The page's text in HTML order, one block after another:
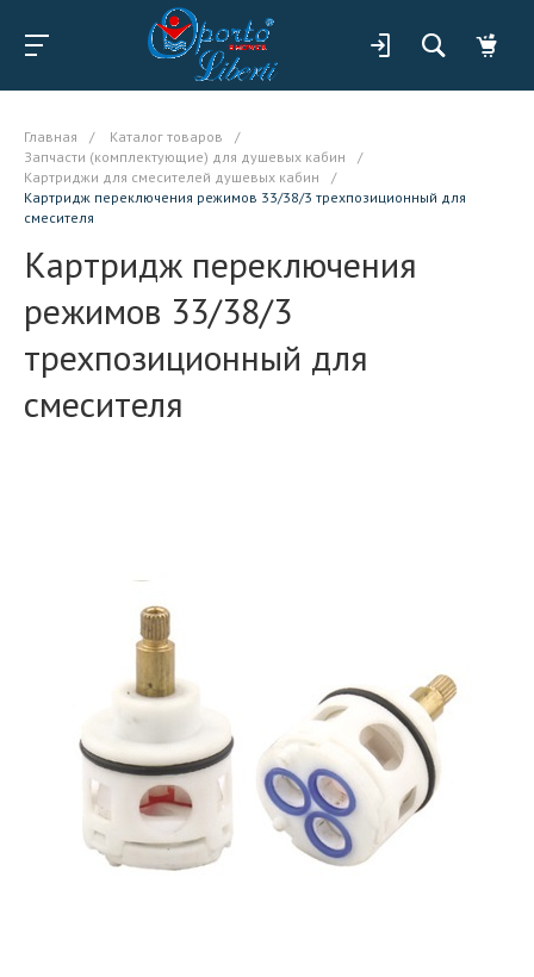
Главная / Каталог товаров
/
Запчасти (комплектующие) для душевых кабин
/
Картриджи для смесителей душевых кабин
/
Картридж переключения режимов 33/38/3 трехпозиционный для
смесителя
Картридж переключения
режимов 33/38/3
трехпозиционный для
смесителя